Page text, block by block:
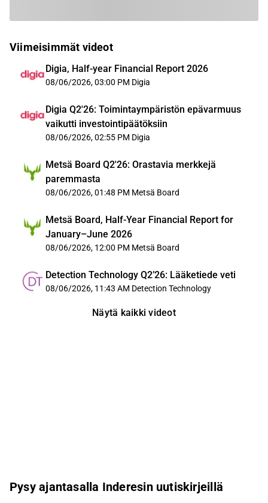
Viimeisimmät videot
Digia, Half-year Financial Report 2026
08/06/2026, 03:00 PM Digia
Digia Q2'26: Toimintaympäristön epävarmuus
vaikutti investointipäätöksiin
08/06/2026, 02:55 PM Digia
Metsä Board Q2'26: Orastavia merkkejä
paremmasta
08/06/2026, 01:48 PM Metsä Board
Metsä Board, Half-Year Financial Report for
January–June 2026
08/06/2026, 12:00 PM Metsä Board
Detection Technology Q2’26: Lääketiede veti
08/06/2026, 11:43 AM Detection Technology
Näytä kaikki videot
Pysy ajantasalla Inderesin uutiskirjeillä